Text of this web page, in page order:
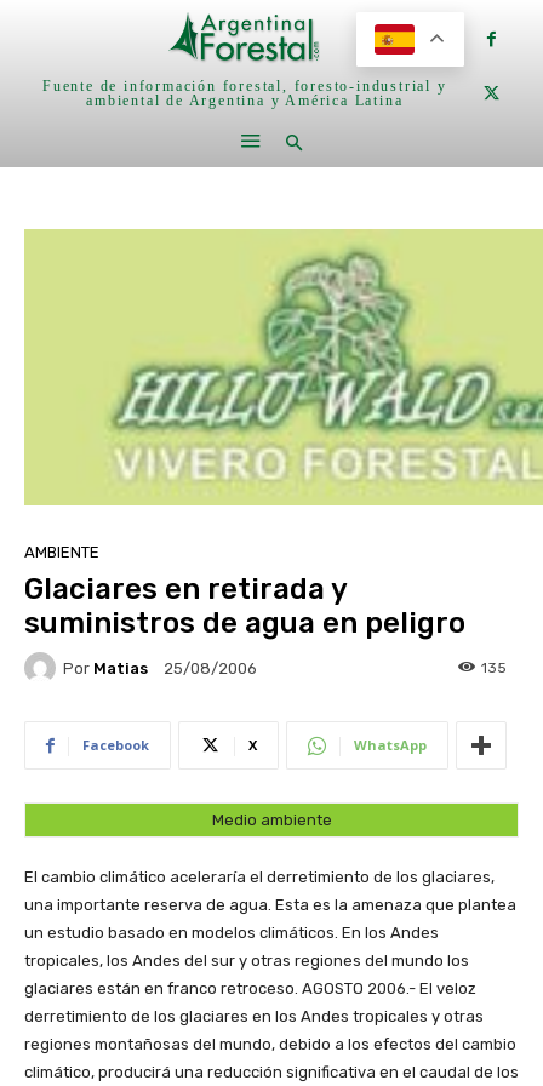
Fuente de información forestal, foresto-industrial y
ambiental de Argentina y América Latina
AMBIENTE
Glaciares en retirada y
suministros de agua en peligro
Por Matias 25/08/2006 135
Facebook X WhatsApp
Medio ambiente
El cambio climático aceleraría el derretimiento de los glaciares,
una importante reserva de agua. Esta es la amenaza que plantea
un estudio basado en modelos climáticos. En los Andes
tropicales, los Andes del sur y otras regiones del mundo los
glaciares están en franco retroceso. AGOSTO 2006.- El veloz
derretimiento de los glaciares en los Andes tropicales y otras
regiones montañosas del mundo, debido a los efectos del cambio
climático, producirá una reducción significativa en el caudal de los